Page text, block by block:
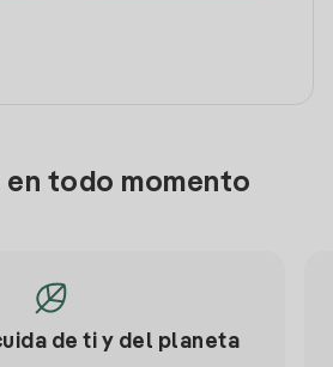
en todo momento
de ti y del planeta